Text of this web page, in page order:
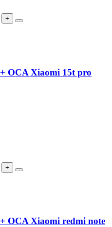
+
OCA Xiaomi 15t pro
+
OCA Xiaomi redmi note